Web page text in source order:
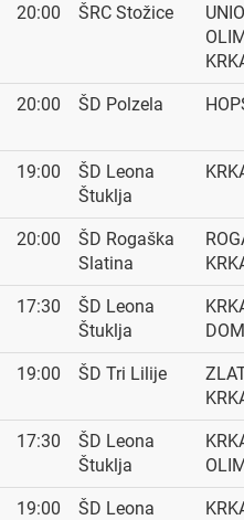
20:00 ŠRC Stožice
20:00 ŠD Polzela
19:00
ŠD Leona
Štuklja
20:00
ŠD Rogaška
Slatina
17:30
ŠD Leona
Štuklja
19:00 ŠD Tri Lilije
17:30
ŠD Leona
Štuklja
19:00
ŠD Leona